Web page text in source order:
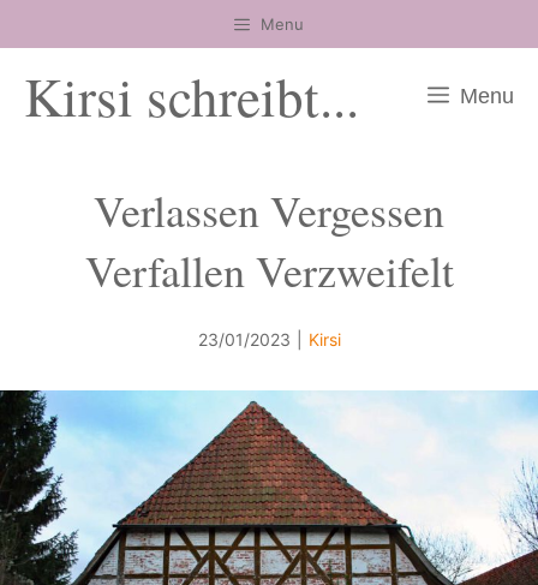
Inhalt
springen
Menu
Kirsi schreibt... Menu
Verlassen Vergessen
Verfallen Verzweifelt
23/01/2023 Kirsi